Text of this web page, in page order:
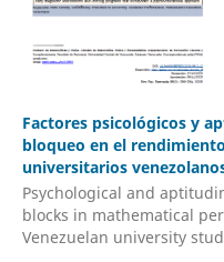
Factores psicológicos y
bloqueo en el
universitarios
Psychological and
blocks in mathematical
Venezuelan university